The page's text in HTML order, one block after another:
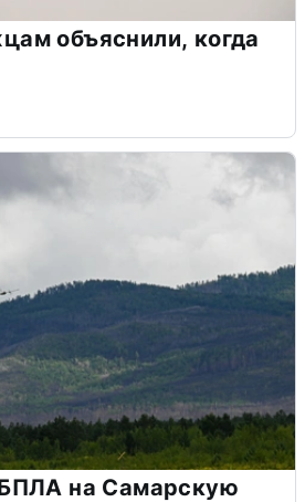
объяснили, когда
на Самарскую